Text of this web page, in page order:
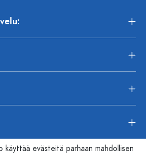
käyttää evästeitä parhaan mahdollisen